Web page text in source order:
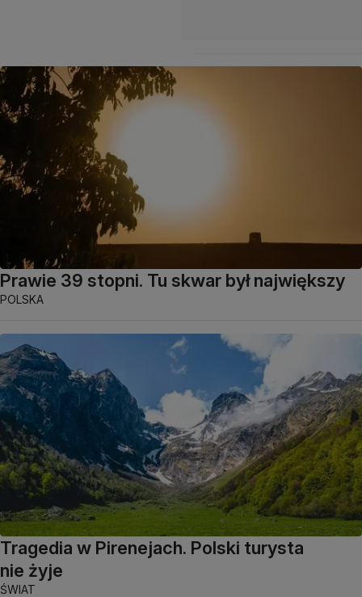
Prawie 39 stopni. Tu skwar był największy
POLSKA
Tragedia w Pirenejach. Polski turysta
nie żyje
ŚWIAT